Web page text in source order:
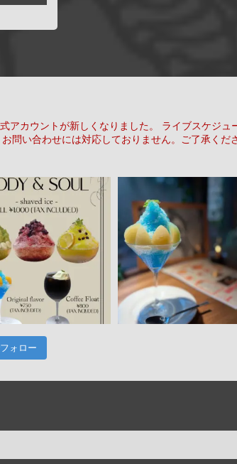
アカウントが新しくなりました。
ライブスケジュ
問い合わせには対応しておりません。ご了承くだ
ォロー